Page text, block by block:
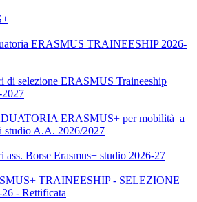
ERASMUS TRAINEESHIP 2026-
di selezione ERASMUS Traineeship
2027
ERASMUS+ per mobilità a
studio A.A. 2026/2027
ass. Borse Erasmus+ studio 2026-27
TRAINEESHIP - SELEZIONE
26 - Rettificata